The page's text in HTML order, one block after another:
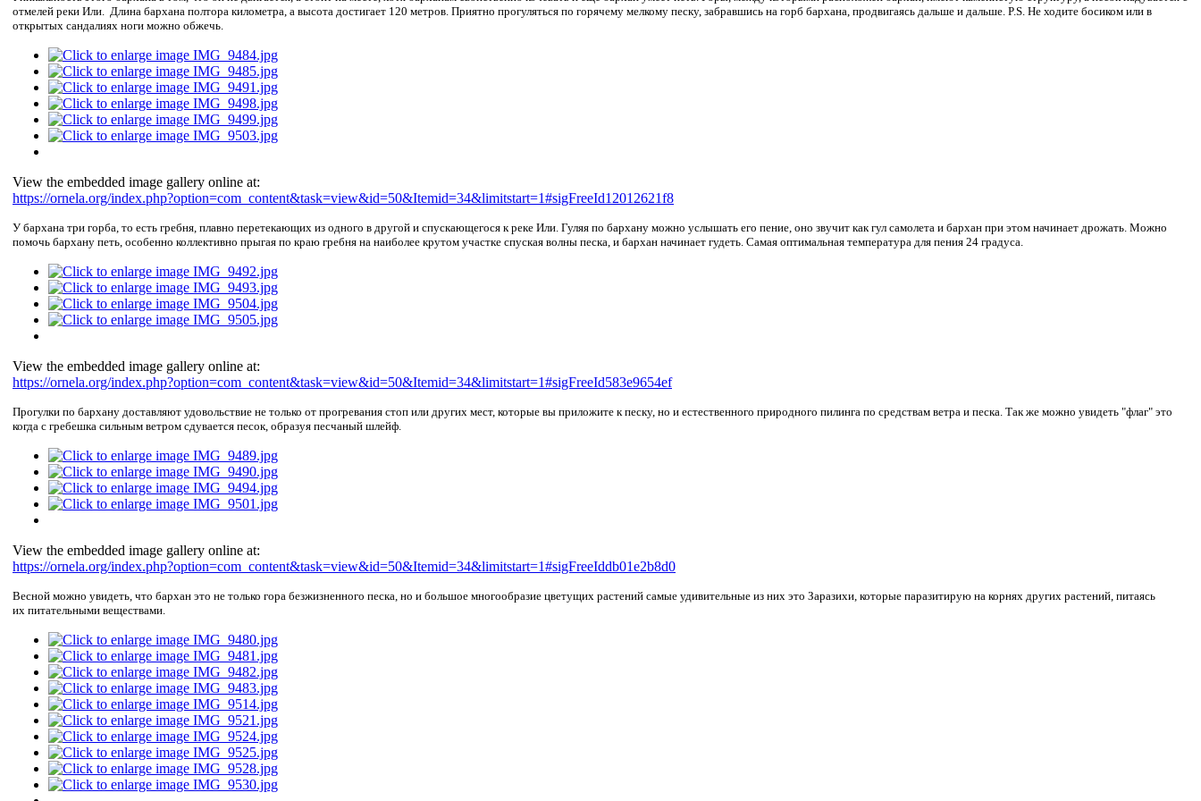
отмелей реки Или. Длина бархана полтора километра, а высота достигает 120 метров. Приятно прогуляться по горячему мелкому песку, забравшись на горб бархана, продвигаясь дальше и дальше. P.S. Не ходите босиком или в
открытых сандалиях ноги можно обжечь.
View the embedded image gallery online at:
https://ornela.org/index.php?option=com_content&task=view&id=50&Itemid=34&limitstart=1#sigFreeId12012621f8
У бархана три горба, то есть гребня, плавно перетекающих из одного в другой и спускающегося к реке Или. Гуляя по бархану можно услышать его пение, оно звучит как гул самолета и бархан при этом начинает дрожать. Можно
помочь бархану петь, особенно коллективно прыгая по краю гребня на наиболее крутом участке спуская волны песка, и бархан начинает гудеть. Самая оптимальная температура для пения 24 градуса.
View the embedded image gallery online at:
https://ornela.org/index.php?option=com_content&task=view&id=50&Itemid=34&limitstart=1#sigFreeId583e9654ef
Прогулки по бархану доставляют удовольствие не только от прогревания стоп или других мест, которые вы приложите к песку, но и естественного природного пилинга по средствам ветра и песка. Так же можно увидеть "флаг" это
когда с гребешка сильным ветром сдувается песок, образуя песчаный шлейф.
View the embedded image gallery online at:
https://ornela.org/index.php?option=com_content&task=view&id=50&Itemid=34&limitstart=1#sigFreeIddb01e2b8d0
Весной можно увидеть, что бархан это не только гора безжизненного песка, но и большое многообразие цветущих растений самые удивительные из них это Заразихи, которые паразитирую на корнях других растений, питаясь
их питательными веществами.